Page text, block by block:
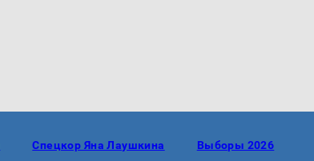
Спецкор Яна Лаушкина Выборы 2026